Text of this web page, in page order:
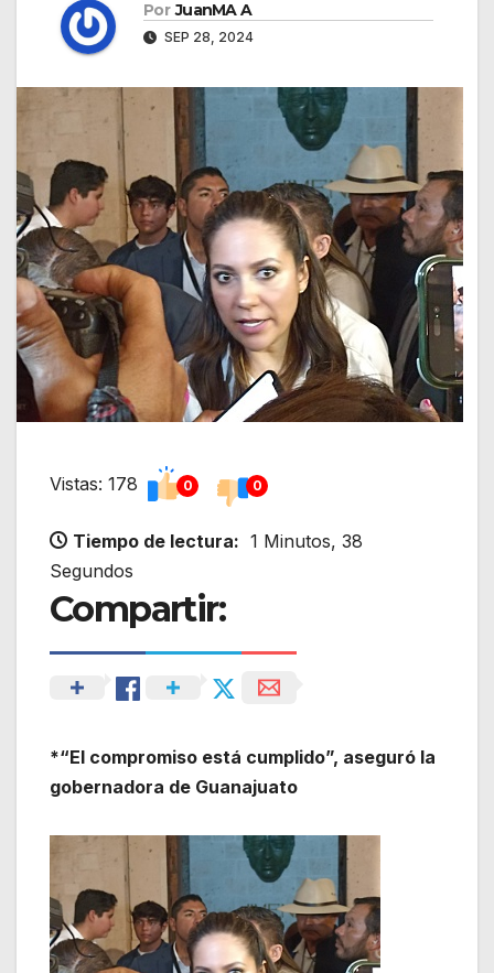
Por JuanMA A
SEP 28, 2024
Vistas: 178 0 0
Tiempo de lectura: 1 Minutos, 38
Segundos
Compartir:
*“El compromiso está cumplido”, aseguró la
gobernadora de Guanajuato